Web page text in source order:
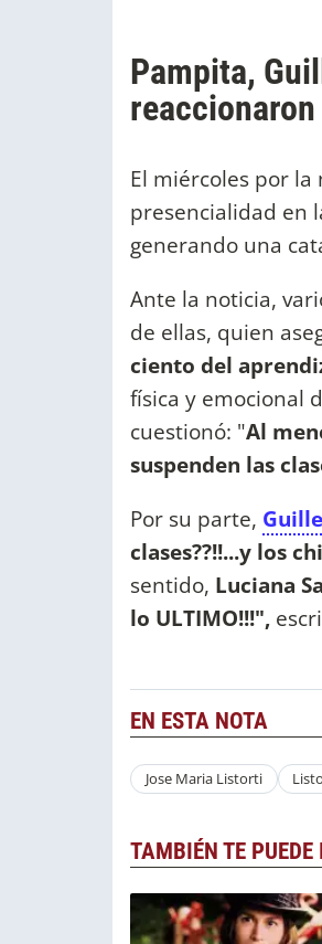
Pampita,
El miércoles por
presencialidad en
generando una
Ante la noticia,
de ellas, quien
ciento del
física y emocional
cuestionó: "Al
suspenden las
Por su parte,
clases??!!...y los
sentido, Luciana
lo ULTIMO!!!",
EN ESTA NOTA
Jose Maria Listorti
TAMBIÉN TE PUEDE